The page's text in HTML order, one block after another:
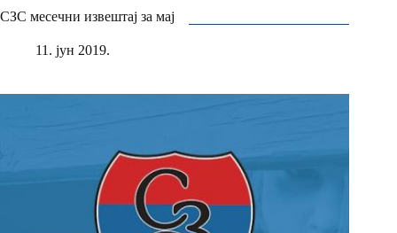
СЗС месечни извештај за мај
11. јун 2019.